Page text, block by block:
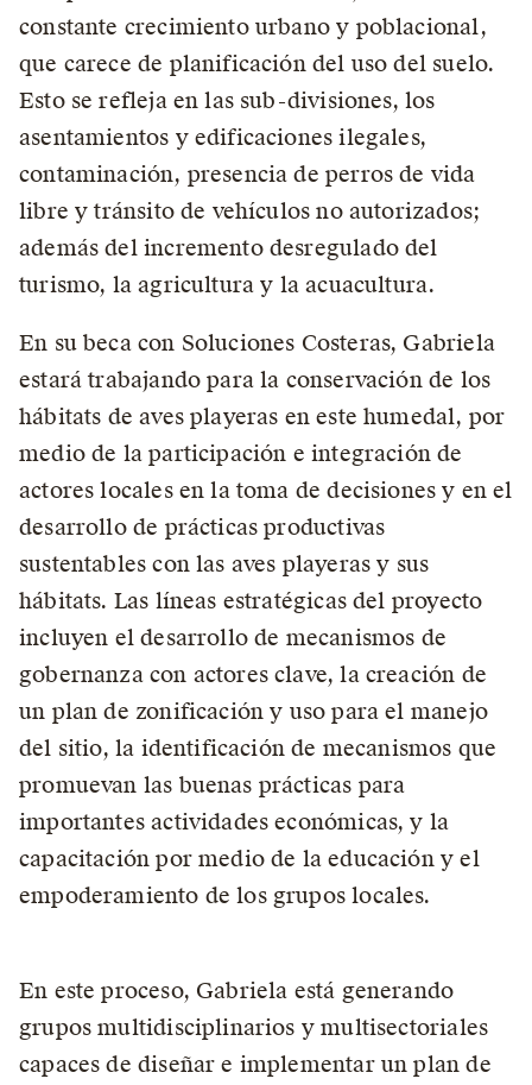
constante crecimiento urbano y poblacional,
que carece de planificación del uso del suelo.
Esto se refleja en las sub-divisiones, los
asentamientos y edificaciones ilegales,
contaminación, presencia de perros de vida
libre y tránsito de vehículos no autorizados;
además del incremento desregulado del
turismo, la agricultura y la acuacultura.
En su beca con Soluciones Costeras, Gabriela
estará trabajando para la conservación de los
hábitats de aves playeras en este humedal, por
medio de la participación e integración de
actores locales en la toma de decisiones y en el
desarrollo de prácticas productivas
sustentables con las aves playeras y sus
hábitats. Las líneas estratégicas del proyecto
incluyen el desarrollo de mecanismos de
gobernanza con actores clave, la creación de
un plan de zonificación y uso para el manejo
del sitio, la identificación de mecanismos que
promuevan las buenas prácticas para
importantes actividades económicas, y la
capacitación por medio de la educación y el
empoderamiento de los grupos locales.
En este proceso, Gabriela está generando
grupos multidisciplinarios y multisectoriales
capaces de diseñar e implementar un plan de